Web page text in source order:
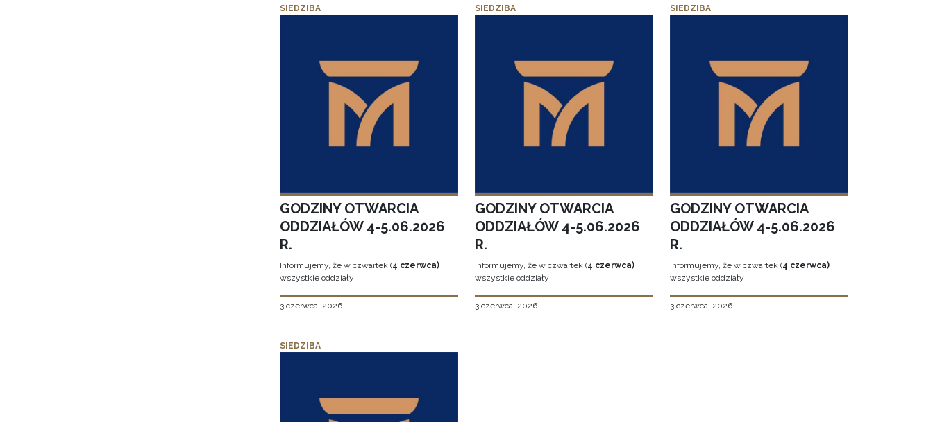
SIEDZIBA
GODZINY OTWARCIA
ODDZIAŁÓW 4-5.06.2026
R.
Informujemy, że w czwartek (4 czerwca)
wszystkie oddziały
3 czerwca, 2026
SIEDZIBA
GODZINY OTWARCIA
ODDZIAŁÓW 4-5.06.2026
R.
Informujemy, że w czwartek (4 czerwca)
wszystkie oddziały
3 czerwca, 2026
SIEDZIBA
GODZINY OTWARCIA
ODDZIAŁÓW 4-5.06.2026
R.
Informujemy, że w czwartek (4 czerwca)
wszystkie oddziały
3 czerwca, 2026
SIEDZIBA